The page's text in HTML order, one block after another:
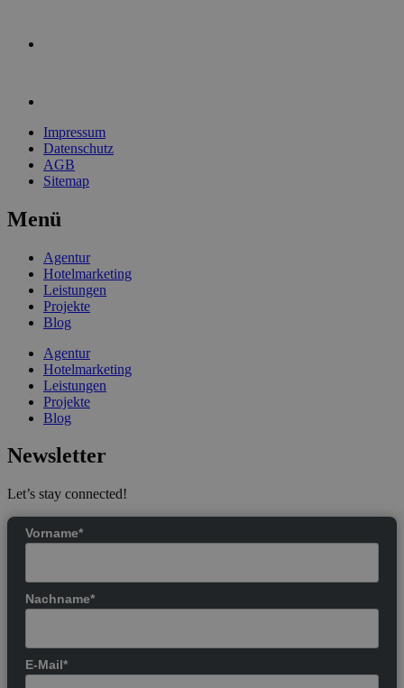
Impressum
Datenschutz
AGB
Sitemap
Menü
Agentur
Hotelmarketing
Leistungen
Projekte
Blog
Agentur
Hotelmarketing
Leistungen
Projekte
Blog
Newsletter
Let’s stay connected!
Vorname*
Nachname*
E-Mail*